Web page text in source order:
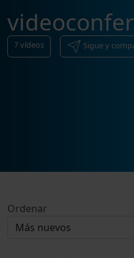
7vídeos Sigue y
Ordenar